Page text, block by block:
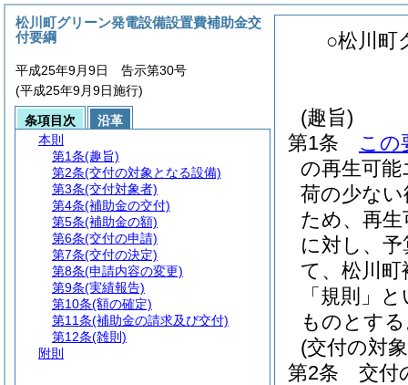
○松川町
(趣旨)
第1条
この
の再生可
荷の少な
ため、再
に対し、
て、松川町
「規則」
ものとす
(交付の対
第2条
交付
松川町グリーン発電設備設置費補助金交
付要綱
平成25年9月9日 告示第30号
(平成25年9月9日施行)
条項目次
沿革
本則
第1条(趣旨)
第2条(交付の対象となる設備)
第3条(交付対象者)
第4条(補助金の交付)
第5条(補助金の額)
第6条(交付の申請)
第7条(交付の決定)
第8条(申請内容の変更)
第9条(実績報告)
第10条(額の確定)
第11条(補助金の請求及び交付)
第12条(雑則)
附則